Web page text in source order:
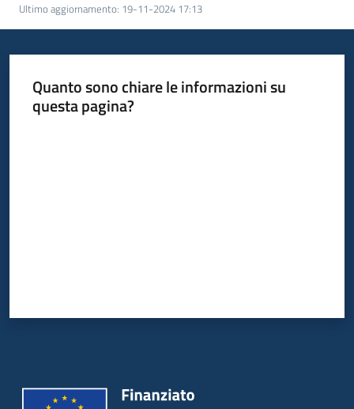
Leggi
atti
Piani
Ultimo aggiornamento: 19-11-2024 17:13
Quanto sono chiare le informazioni su
questa pagina?